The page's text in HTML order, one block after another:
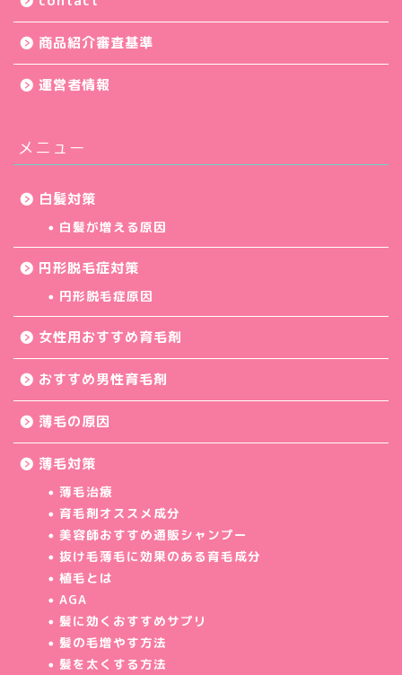
商品紹介審査基準
運営者情報
メニュー
白髪対策
白髪が増える原因
円形脱毛症対策
円形脱毛症原因
女性用おすすめ育毛剤
おすすめ男性育毛剤
薄毛の原因
薄毛対策
薄毛治療
育毛剤オススメ成分
美容師おすすめ通販シャンプー
抜け毛薄毛に効果のある育毛成分
植毛とは
AGA
髪に効くおすすめサプリ
髪の毛増やす方法
髪を太くする方法